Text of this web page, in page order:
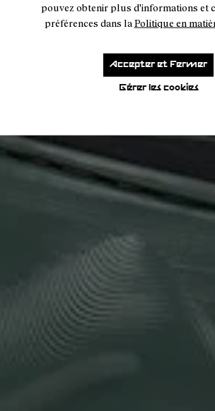
pouvez obtenir plus d'informations et
préférences dans laPolitique en
Gérer les cookies
Accepter et Fermer